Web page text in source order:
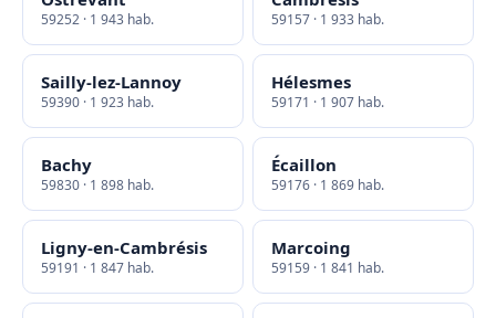
59252 · 1 943 hab. 59157 · 1 933 hab.
Sailly-lez-Lannoy
59390 · 1 923 hab.
Hélesmes
59171 · 1 907 hab.
Bachy
59830 · 1 898 hab.
Écaillon
59176 · 1 869 hab.
Ligny-en-Cambrésis
59191 · 1 847 hab.
Marcoing
59159 · 1 841 hab.